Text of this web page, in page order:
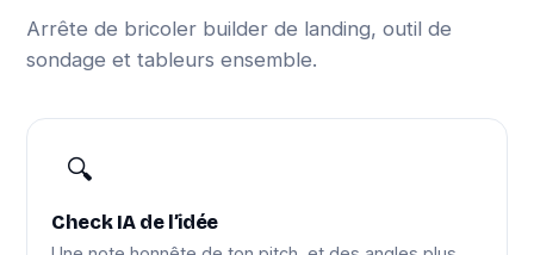
Arrête de bricoler builder de landing, outil de
sondage et tableurs ensemble.
🔍
Check IA de l’idée